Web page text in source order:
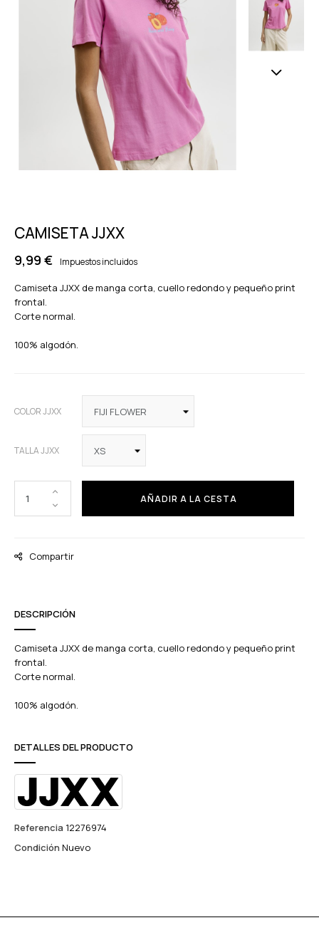
CAMISETA JJXX
9,99 € Impuestos incluidos
Camiseta JJXX de manga corta, cuello redondo y pequeño print
frontal.
Corte normal.
100% algodón.
COLOR JJXX
TALLA JJXX
AÑADIR A LA CESTA
Compartir
DESCRIPCIÓN
Camiseta JJXX de manga corta, cuello redondo y pequeño print
frontal.
Corte normal.
100% algodón.
DETALLES DEL PRODUCTO
Referencia 12276974
CondiciónNuevo